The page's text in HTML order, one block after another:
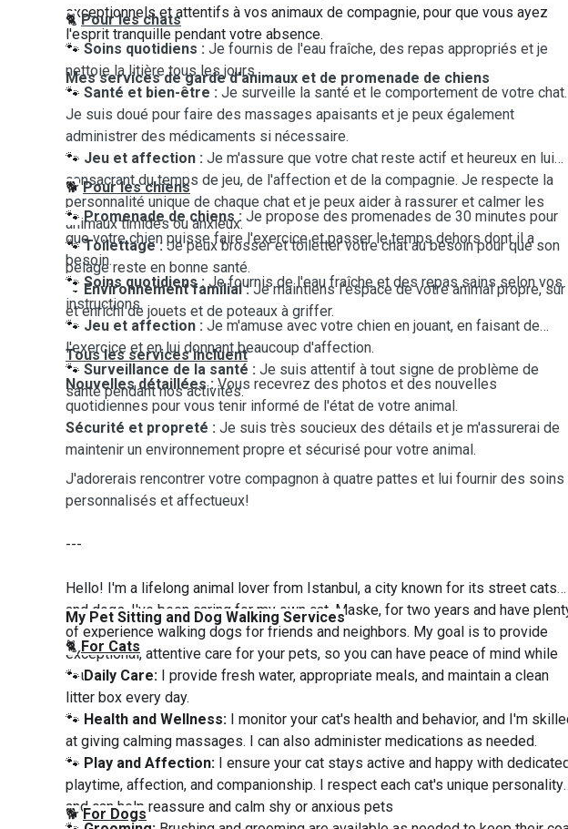
exceptionnels et attentifs à vos animaux de compagnie, pour que vous ayez
l'esprit tranquille pendant votre absence.
Mes services de garde d'animaux et de promenade de chiens
🐈 Pour les chats
🐾 Soins quotidiens : Je fournis de l'eau fraîche, des repas appropriés et je
nettoie la litière tous les jours.
🐾 Santé et bien-être : Je surveille la santé et le comportement de votre chat.
Je suis doué pour faire des massages apaisants et je peux également
administrer des médicaments si nécessaire.
🐾 Jeu et affection : Je m'assure que votre chat reste actif et heureux en lui
consacrant du temps de jeu, de l'affection et de la compagnie. Je respecte la
personnalité unique de chaque chat et je peux aider à rassurer et calmer les
animaux timides ou anxieux.
🐾 Toilettage : Je peux brosser et toiletter votre chat au besoin pour que son
pelage reste en bonne santé.
🐾 Environnement familial :Je maintiens l'espace de votre animal propre, sûr
et enrichi de jouets et de poteaux à griffer.
🐕 Pour les chiens
🐾 Promenade de chiens : Je propose des promenades de 30 minutes pour
que votre chien puisse faire l'exercice et passer le temps dehors dont il a
besoin.
🐾 Soins quotidiens :Je fournis de l'eau fraîche et des repas sains selon vos
instructions.
🐾 Jeu et affection : Je m'amuse avec votre chien en jouant, en faisant de
l'exercice et en lui donnant beaucoup d'affection.
🐾 Surveillance de la santé : Je suis attentif à tout signe de problème de
santé pendant nos activités.
Tous les services incluent
Nouvelles détaillées :Vous recevrez des photos et des nouvelles
quotidiennes pour vous tenir informé de l'état de votre animal.
Sécurité et propreté : Je suis très soucieux des détails et je m'assurerai de
maintenir un environnement propre et sécurisé pour votre animal.
J'adorerais rencontrer votre compagnon à quatre pattes et lui fournir des soins
personnalisés et affectueux!
---
Hello! I'm a lifelong animal lover from Istanbul, a city known for its street cats
and dogs. I've been caring for my own cat, Maske, for two years and have
of experience walking dogs for friends and neighbors. My goal is to provide
exceptional, attentive care for your pets, so you can have peace of mind while
you're away.
My Pet Sitting and Dog Walking Services
🐈 For Cats
🐾 Daily Care: I provide fresh water, appropriate meals, and maintain a clean
litter box every day.
🐾 Health and Wellness: I monitor your cat's health and behavior, and I'm
at giving calming massages. I can also administer medications as needed.
🐾 Play and Affection: I ensure your cat stays active and happy with
playtime, affection, and companionship. I respect each cat's unique personality
and can help reassure and calm shy or anxious pets
🐕 For Dogs